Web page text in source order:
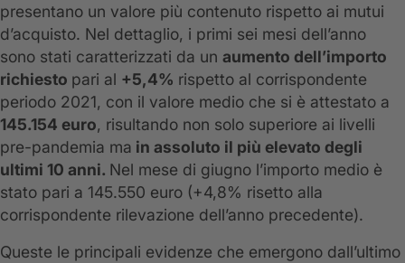
presentano un valore più contenuto rispetto ai mutui
d’acquisto. Nel dettaglio, i primi sei mesi dell’anno
sono stati caratterizzati da un aumento dell’importo
richiesto pari al +5,4% rispetto al corrispondente
periodo 2021, con il valore medio che si è attestato a
145.154 euro, risultando non solo superiore ai livelli
pre-pandemia ma in assoluto il più elevato degli
ultimi 10 anni. Nel mese di giugno l’importo medio è
stato pari a 145.550 euro (+4,8% risetto alla
corrispondente rilevazione dell’anno precedente).
Queste le principali evidenze che emergono dall’ultimo